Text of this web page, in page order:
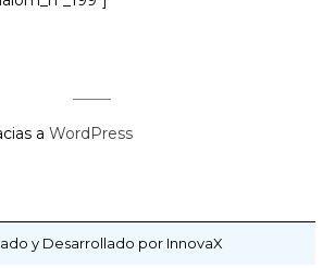
a WordPress
y Desarrollado por InnovaX